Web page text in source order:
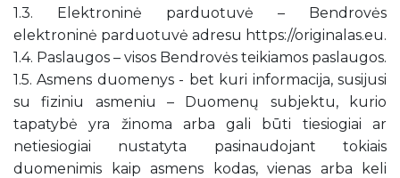
1.3. Elektroninė parduotuvė – Bendrovės
elektroninė parduotuvė adresu https://originalas.eu.
1.4. Paslaugos – visos Bendrovės teikiamos paslaugos.
1.5. Asmens duomenys - bet kuri informacija, susijusi
su fiziniu asmeniu – Duomenų subjektu, kurio
tapatybė yra žinoma arba gali būti tiesiogiai ar
netiesiogiai nustatyta pasinaudojant tokiais
duomenimis kaip asmens kodas, vienas arba keli